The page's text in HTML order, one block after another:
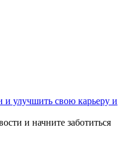
и улучшить свою карьеру и
и начните заботиться